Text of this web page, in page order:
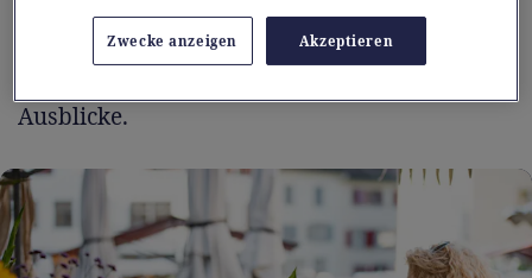
verläuft direkt am Wasser entlang, durch
Wälder und kleine Dörfer – und bietet
Ausblicke.
Zwecke anzeigen Akzeptieren